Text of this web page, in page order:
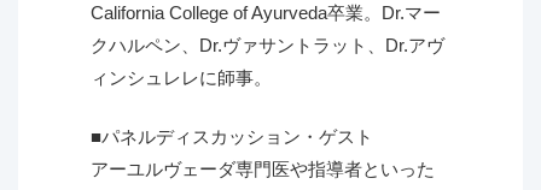
California College of Ayurveda卒業。Dr.マー
クハルペン、Dr.ヴァサントラット、Dr.アヴ
ィンシュレレに師事。
■パネルディスカッション・ゲスト
アーユルヴェーダ専門医や指導者といった